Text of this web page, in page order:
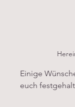
Einige
euch